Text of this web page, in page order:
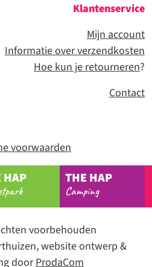
Klantenservice
Mijn account
Informatie over verzendkosten
Hoe kun je retourneren?
Contact
voorwaarden
HAP THE HAP
Camping
voorbehouden
website ontwerp &
doorProdaCom